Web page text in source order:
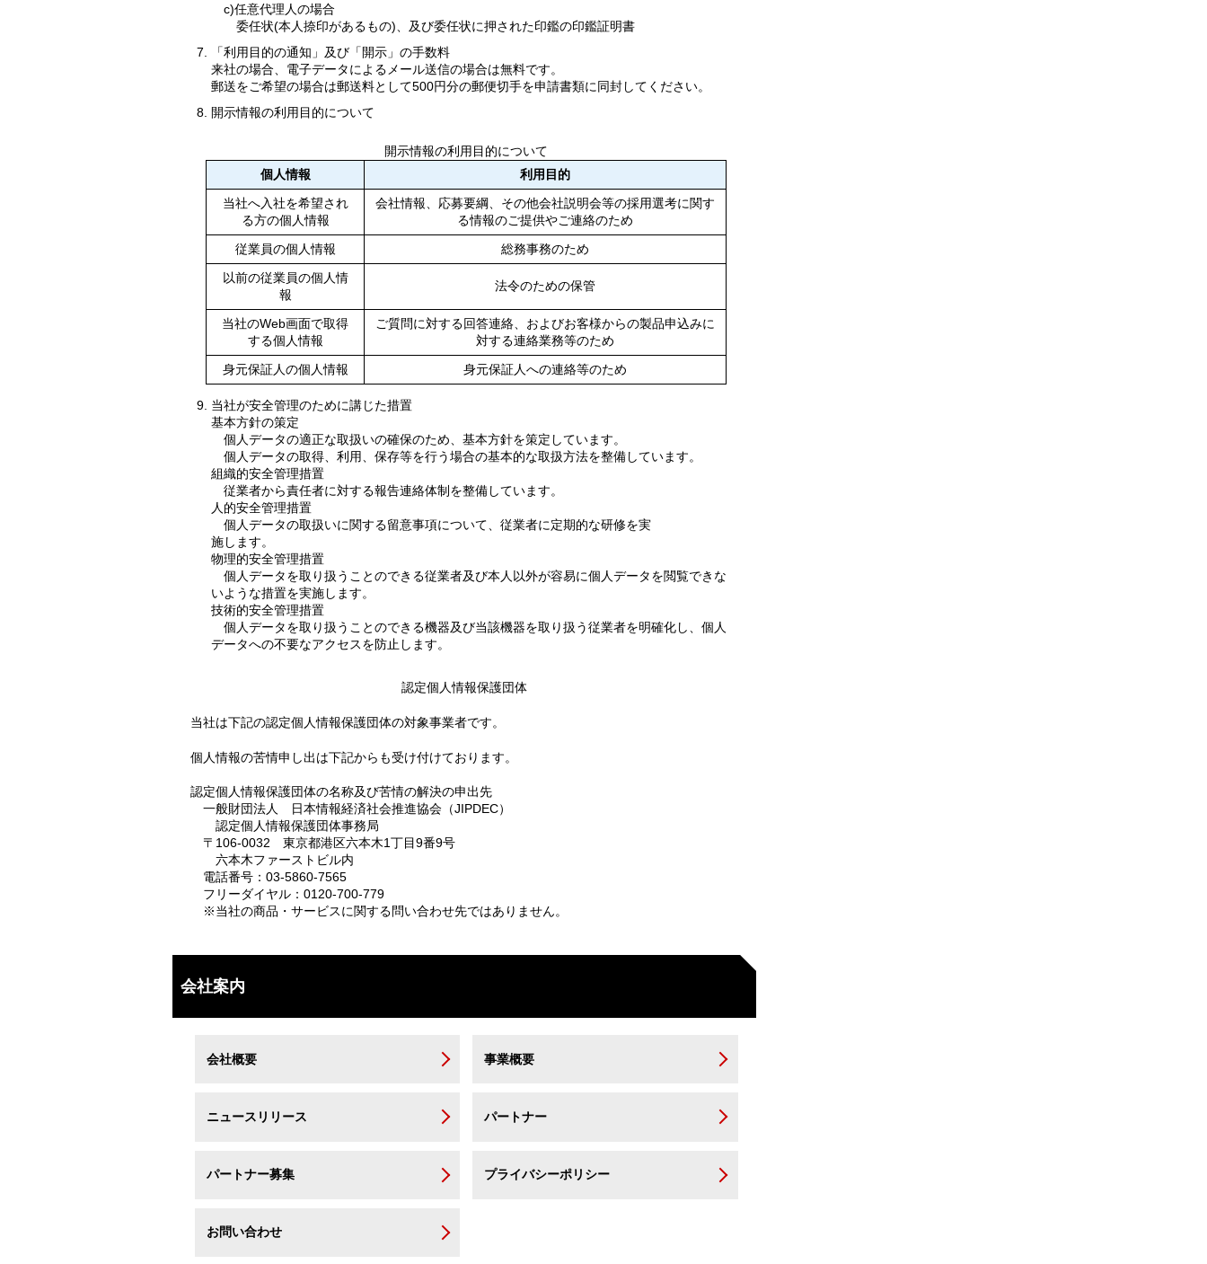
c)任意代理人の場合
委任状(本人捺印があるもの)、及び委任状に押された印鑑の印鑑証明書
「利用目的の通知」及び「開示」の手数料
来社の場合、電子データによるメール送信の場合は無料です。
郵送をご希望の場合は郵送料として500円分の郵便切手を申請書類に同封してください。
開示情報の利用目的について
開示情報の利用目的について
個人情報
利用目的
当社へ入社を希望され
る方の個人情報
会社情報、応募要綱、その他会社説明会等の採用選考に関す
る情報のご提供やご連絡のため
従業員の個人情報
総務事務のため
以前の従業員の個人情
報
法令のための保管
当社のWeb画面で取得
する個人情報
ご質問に対する回答連絡、およびお客様からの製品申込みに
対する連絡業務等のため
身元保証人の個人情報
身元保証人への連絡等のため
当社が安全管理のために講じた措置
基本方針の策定
個人データの適正な取扱いの確保のため、基本方針を策定しています。
個人データの取得、利用、保存等を行う場合の基本的な取扱方法を整備しています。
組織的安全管理措置
従業者から責任者に対する報告連絡体制を整備しています。
人的安全管理措置
個人データの取扱いに関する留意事項について、従業者に定期的な研修を実
施します。
物理的安全管理措置
個人データを取り扱うことのできる従業者及び本人以外が容易に個人データを閲覧できな
いような措置を実施します。
技術的安全管理措置
個人データを取り扱うことのできる機器及び当該機器を取り扱う従業者を明確化し、個人
データへの不要なアクセスを防止します。
認定個人情報保護団体
当社は下記の認定個人情報保護団体の対象事業者です。
個人情報の苦情申し出は下記からも受け付けております。
認定個人情報保護団体の名称及び苦情の解決の申出先
一般財団法人 日本情報経済社会推進協会（JIPDEC）
認定個人情報保護団体事務局
〒106-0032 東京都港区六本木1丁目9番9号
六本木ファーストビル内
電話番号：03-5860-7565
フリーダイヤル：0120-700-779
※当社の商品・サービスに関する問い合わせ先ではありません。
会社案内
会社概要 事業概要
ニュースリリース パートナー
パートナー募集 プライバシーポリシー
お問い合わせ